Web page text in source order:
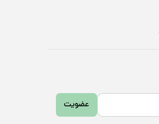
عضویت